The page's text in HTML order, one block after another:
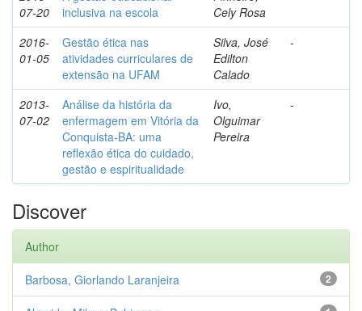
07-20
inclusiva na escola
Cely Rosa
2016-
01-05
Gestão ética nas
atividades curriculares de
extensão na UFAM
Silva, José
Edilton
Calado
-
2013-
07-02
Análise da história da
enfermagem em Vitória da
Conquista-BA: uma
reflexão ética do cuidado,
gestão e espiritualidade
Ivo,
Olguimar
Pereira
-
Discover
Author
2
Barbosa, Giorlando Laranjeira